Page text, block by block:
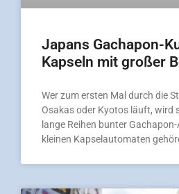
Japans Gachapon-
Kapseln mit großer
Wer zum ersten Mal durch die
Osakas oder Kyotos läuft, wird
lange Reihen bunter
kleinen Kapselautomaten